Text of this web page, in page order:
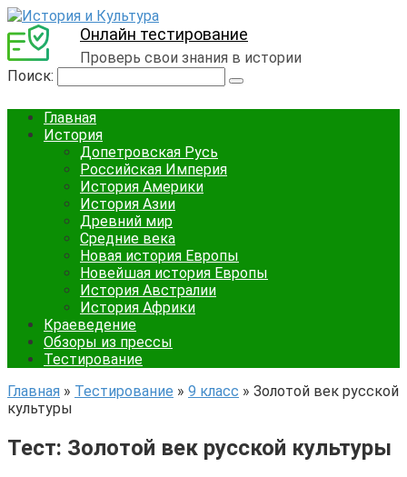
Онлайн тестирование
Проверь свои знания в истории
Поиск:
Главная
История
Допетровская Русь
Российская Империя
История Америки
История Азии
Древний мир
Средние века
Новая история Европы
Новейшая история Европы
История Австралии
История Африки
Краеведение
Обзоры из прессы
Тестирование
Главная » Тестирование » 9 класс » Золотой век русской
культуры
Тест: Золотой век русской культуры